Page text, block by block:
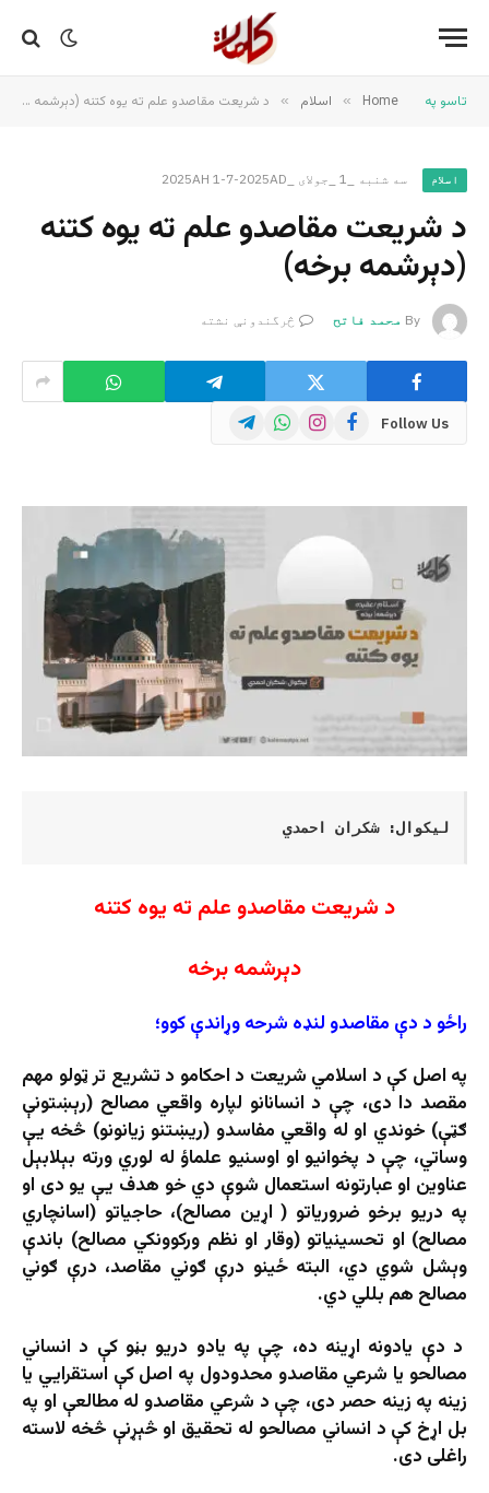
تاسو په Home
» اسلام » د شریعت مقاصدو علم ته یوه کتنه (دېرشمه برخه)
اسلام سه شنبه _1 _جولای _2025AH 1-7-2025AD
د شریعت مقاصدو علم ته یوه کتنه
(دېرشمه برخه)
By محمد فاتح څرگندونې نشته
Follow Us
Facebook
Instagram
WhatsApp
Telegram
لیکوال: شکران احمدي
د شریعت مقاصدو علم ته یوه کتنه
دېرشمه برخه
راځو د دې مقاصدو لنډه شرحه وړاندې کوو؛
په اصل کې د اسلامي شریعت د احکامو د تشریع تر ټولو مهم
مقصد دا دی، چې د انسانانو لپاره واقعي مصالح (رېښتونې
ګټې) خوندي او له واقعي مفاسدو (ریښتنو زیانونو) څخه یې
وساتي، چې د پخوانیو او اوسنیو علماؤ له لوري ورته بېلابېل
عناوین او عبارتونه استعمال شوې دي خو هدف یې یو دی او
په دریو برخو ضروریاتو ( اړین مصالح)، حاجیاتو (اسانچاري
مصالح) او تحسینیاتو (وقار او نظم ورکوونکي مصالح) باندې
وېشل شوي دي، البته ځینو درې ګوني مقاصد، درې ګوني
مصالح هم بللي دي.
د دې یادونه اړینه ده، چې په یادو دریو بڼو کې د انساني
مصالحو یا شرعي مقاصدو محدودول په اصل کې استقرايي یا
زینه په زینه حصر دی، چې د شرعي مقاصدو له مطالعې او په
بل اړخ کې د انساني مصالحو له تحقیق او څېړنې څخه لاسته
راغلی دی.